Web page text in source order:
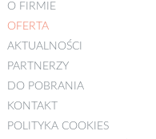
O FIRMIE
OFERTA
AKTUALNOŚCI
PARTNERZY
DO POBRANIA
KONTAKT
POLITYKA COOKIES